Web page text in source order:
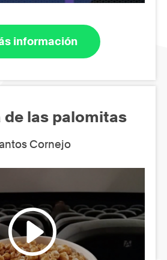
información
de las palomitas
Cornejo